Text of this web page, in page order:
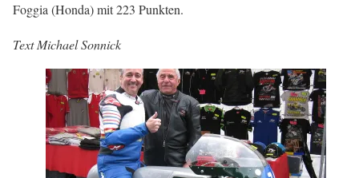
Foggia (Honda) mit 223 Punkten.
Text Michael Sonnick